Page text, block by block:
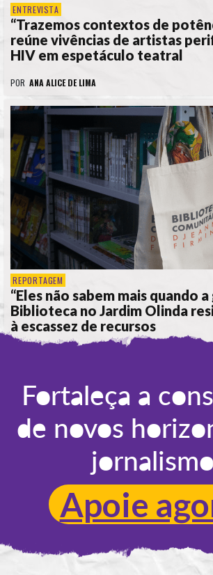
ENTREVISTA
“Trazemos contextos de
reúne vivências de artistas
HIV em espetáculo teatral
POR ANA ALICE DE LIMA
REPORTAGEM
“Eles não sabem mais quando
Biblioteca no Jardim Olinda
à escassez de recursos
Fortaleça a
de novos
Apoie